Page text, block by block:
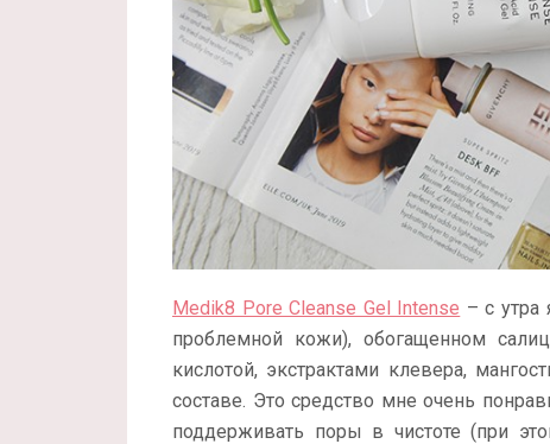
Medik8 Pore Cleanse Gel Intense – с
проблемной кожи), обогащенном
кислотой, экстрактами клевера,
составе. Это средство мне очень
поддерживать поры в чистоте (при